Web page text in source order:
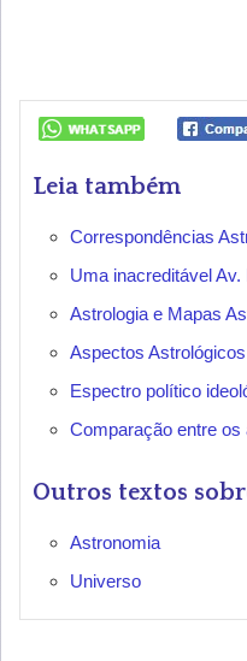
Leia também
Correspondências
Uma inacreditável
Astrologia e Mapas
Aspectos
Espectro político
Comparação entre
Outros textos
Astronomia
Universo